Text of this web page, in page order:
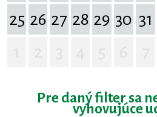
25 26 27 28 29 30 31
Pre daný filter sa
vyhovujúce